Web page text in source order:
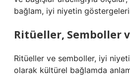
bağlam, iyi niyetin
Ritüeller, Semboller
Ritüeller ve semboller, iyi
olarak kültürel bağlamda